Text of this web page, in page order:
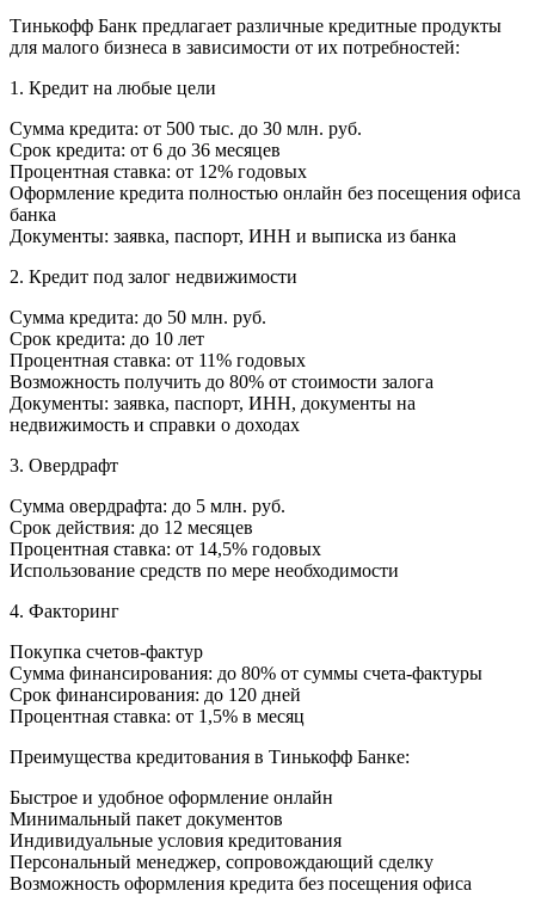
Тинькофф Банк предлагает различные кредитные продукты
для малого бизнеса в зависимости от их потребностей:
1. Кредит на любые цели
Сумма кредита: от 500 тыс. до 30 млн. руб.
Срок кредита: от 6 до 36 месяцев
Процентная ставка: от 12% годовых
Оформление кредита полностью онлайн без посещения офиса
банка
Документы: заявка, паспорт, ИНН и выписка из банка
2. Кредит под залог недвижимости
Сумма кредита: до 50 млн. руб.
Срок кредита: до 10 лет
Процентная ставка: от 11% годовых
Возможность получить до 80% от стоимости залога
Документы: заявка, паспорт, ИНН, документы на
недвижимость и справки о доходах
3. Овердрафт
Сумма овердрафта: до 5 млн. руб.
Срок действия: до 12 месяцев
Процентная ставка: от 14,5% годовых
Использование средств по мере необходимости
4. Факторинг
Покупка счетов-фактур
Сумма финансирования: до 80% от суммы счета-фактуры
Срок финансирования: до 120 дней
Процентная ставка: от 1,5% в месяц
Преимущества кредитования в Тинькофф Банке:
Быстрое и удобное оформление онлайн
Минимальный пакет документов
Индивидуальные условия кредитования
Персональный менеджер, сопровождающий сделку
Возможность оформления кредита без посещения офиса